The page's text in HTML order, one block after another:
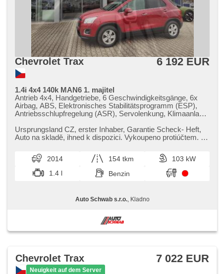
Chevrolet Trax 6 192 EUR
1.4i 4x4 140k MAN6 1. majitel
Antrieb 4x4, Handgetriebe, 6 Geschwindigkeitsgänge, 6x
Airbag, ABS, Elektronisches Stabilitätsprogramm (ESP),
Antriebsschlupfregelung (ASR), Servolenkung, Klimaanlage,
dotykové ovládání palubního počítače, parkovací senzory
zadní, Fahrkamera, Lichtsensor, Lenkrad einstellbar,
free, Bluetooth, El. Seitenscheiben, El. Spiegel,
Wegfahrsperre, Zentralverriegelung mit Funkfernbedienung,
Zentralverriegelung, isofix, höheneinstellbare Fahrersitz,
Positionssitze, Nebelscheinwerfer, USB, Autoradio,
zatmavená zadní skla, Längssitzvorschub, Ausziehbare
Ursprungsland CZ,​ erster Inhaber,​ Garantie Scheck​- Heft,​
Auto na skladě,​ ihned k dispozici. Vykoupeno protiúčtem. V
2014 154 tkm
103 kW
1.4 l
Benzin
Auto Schwab s.r.o., Kladno
Chevrolet Trax
Neuigkeit auf dem Server
7 022 EUR